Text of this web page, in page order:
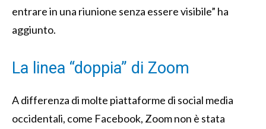
entrare in una riunione senza essere visibile” ha
aggiunto.
La linea “doppia” di Zoom
A differenza di molte piattaforme di social media
occidentali, come Facebook, Zoom non è stata